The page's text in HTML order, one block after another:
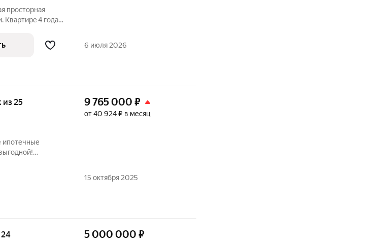
пpоcторная
Квaртиpe 4 года,
бaлкона:
6 июля 2026
из 25
ипотечные
- 30
9 765 000 ₽
от 40 924 ₽ в месяц
15 октября 2025
24 5 000 000 ₽